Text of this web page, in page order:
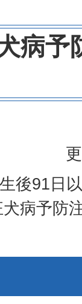
病予
後91日
病予防